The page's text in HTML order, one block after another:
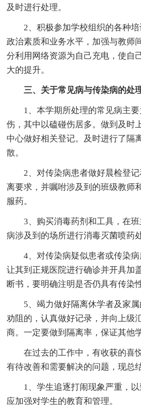
及时进行处理。
2、积极参加学校组织的各种培
政治素质和业务水平，加强与教师
分利用网络资源为自己充电，使自
大的提升。
三、关于常见病与传染病的处
1、本学期所处理的常见病主要
伤，其中以磕碰伤居多。做到及时
中心做好相关登记。及时进行了隔
散。
2、对传染病患者做好晨检登记
离要求，并嘱咐涉及到的班级教师
服药。
3、购买消毒药剂和工具，在班
病涉及到的场所进行消毒灭菌喷药
4、对传染病疑似患者或传染病
让其到正规医院进行确诊并开具加
断书，要明确注明是否仍具有传染
5、竭力做好隔离休学者及家属
劝阻的，认真做好记录，并向上级
商。一定要做到隔离率，保证其他
在过去的工作中，有收获的喜
有待改善和需要解决的问题，现总
1、学生追逐打闹现象严重，以
应加强对学生的教育和管理。